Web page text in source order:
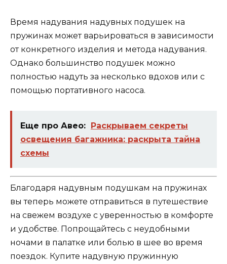
Время надувания надувных подушек на
пружинах может варьироваться в зависимости
от конкретного изделия и метода надувания.
Однако большинство подушек можно
полностью надуть за несколько вдохов или с
помощью портативного насоса.
Еще про Авео: Раскрываем секреты
освещения багажника: раскрыта тайна
схемы
Благодаря надувным подушкам на пружинах
вы теперь можете отправиться в путешествие
на свежем воздухе с уверенностью в комфорте
и удобстве. Попрощайтесь с неудобными
ночами в палатке или болью в шее во время
поездок. Купите надувную пружинную